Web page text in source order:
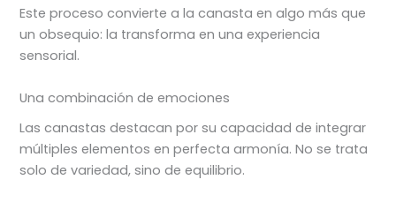
Este proceso convierte a la canasta en algo más que
un obsequio: la transforma en una experiencia
sensorial.
Una combinación de emociones
Las canastas destacan por su capacidad de integrar
múltiples elementos en perfecta armonía. No se trata
solo de variedad, sino de equilibrio.